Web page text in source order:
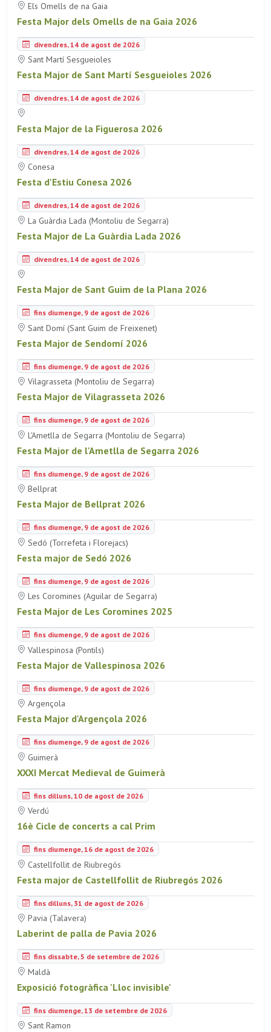
Els Omells de na Gaia
Festa Major dels Omells de na Gaia 2026
divendres, 14 de agost de 2026
Sant Martí Sesgueioles
Festa Major de Sant Martí Sesgueioles 2026
divendres, 14 de agost de 2026
Festa Major de la Figuerosa 2026
divendres, 14 de agost de 2026
Conesa
Festa d'Estiu Conesa 2026
divendres, 14 de agost de 2026
La Guàrdia Lada (Montoliu de Segarra)
Festa Major de La Guàrdia Lada 2026
divendres, 14 de agost de 2026
Festa Major de Sant Guim de la Plana 2026
fins diumenge, 9 de agost de 2026
Sant Domí (Sant Guim de Freixenet)
Festa Major de Sendomí 2026
fins diumenge, 9 de agost de 2026
Vilagrasseta (Montoliu de Segarra)
Festa Major de Vilagrasseta 2026
fins diumenge, 9 de agost de 2026
L'Ametlla de Segarra (Montoliu de Segarra)
Festa Major de l'Ametlla de Segarra 2026
fins diumenge, 9 de agost de 2026
Bellprat
Festa Major de Bellprat 2026
fins diumenge, 9 de agost de 2026
Sedó (Torrefeta i Florejacs)
Festa major de Sedó 2026
fins diumenge, 9 de agost de 2026
Les Coromines (Aguilar de Segarra)
Festa Major de Les Coromines 2025
fins diumenge, 9 de agost de 2026
Vallespinosa (Pontils)
Festa Major de Vallespinosa 2026
fins diumenge, 9 de agost de 2026
Argençola
Festa Major d'Argençola 2026
fins diumenge, 9 de agost de 2026
Guimerà
XXXI Mercat Medieval de Guimerà
fins dilluns, 10 de agost de 2026
Verdú
16è Cicle de concerts a cal Prim
fins diumenge, 16 de agost de 2026
Castellfollit de Riubregós
Festa major de Castellfollit de Riubregós 2026
fins dilluns, 31 de agost de 2026
Pavia (Talavera)
Laberint de palla de Pavia 2026
fins dissabte, 5 de setembre de 2026
Maldà
Exposició fotogràfica 'Lloc invisible'
fins diumenge, 13 de setembre de 2026
Sant Ramon